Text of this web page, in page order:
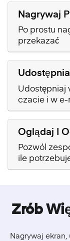
Nagrywaj
Po prostu
przekazać
Udostępniaj
czacie i w
Oglądaj I
Pozwól
ile
Zrób
Nagrywaj ekran